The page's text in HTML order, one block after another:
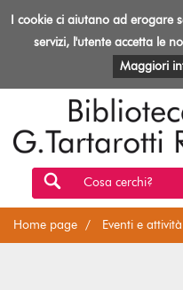
Biblioteca
Rovereto
EVENTI E ATTIVITÀ
Cosa cerchi?
Home page Eventi e attività
I cookie ci aiutano ad erogare
servizi, l'utente accetta le
Maggiori